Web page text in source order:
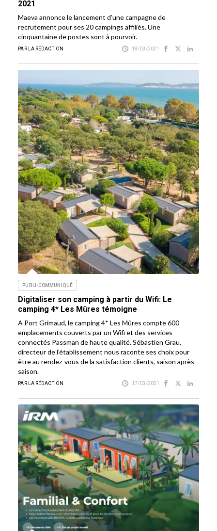
2021
Maeva annonce le lancement d’une campagne de
recrutement pour ses 20 campings affiliés. Une
cinquantaine de postes sont à pourvoir.
PAR LA RÉDACTION 18/03/2021
PUBLI-COMMUNIQUÉ
Digitaliser son camping à partir du Wifi: Le
camping 4* Les Mûres témoigne
A Port Grimaud, le camping 4* Les Mûres compte 600
emplacements couverts par un Wifi et des services
connectés Passman de haute qualité. Sébastien Grau,
directeur de l’établissement nous raconte ses choix pour
être au rendez-vous de la satisfaction clients, saison après
saison.
PAR LA RÉDACTION 17/03/2021